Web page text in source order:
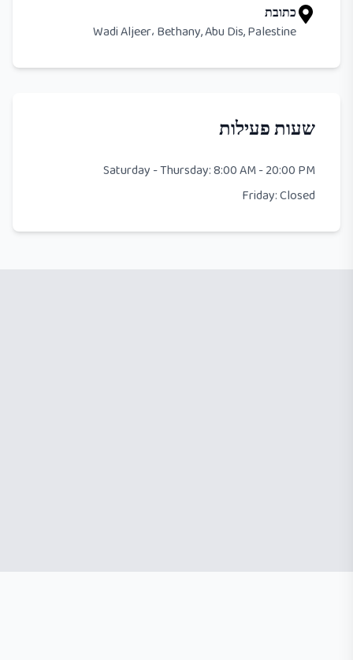
כתובת
Wadi Aljeer، Bethany, Abu Dis, Palestine
שעות פעילות
Saturday - Thursday: 8:00 AM - 20:00 PM
Friday: Closed